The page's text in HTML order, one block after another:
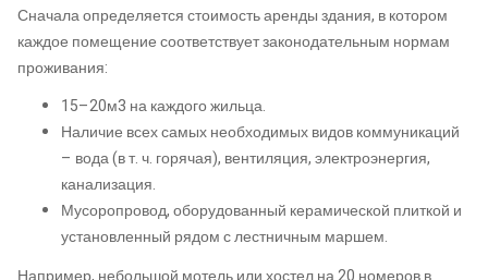
Сначала определяется стоимость аренды здания, в котором
каждое помещение соответствует законодательным нормам
проживания:
15–20м3 на каждого жильца.
Наличие всех самых необходимых видов коммуникаций
– вода (в т. ч. горячая), вентиляция, электроэнергия,
канализация.
Мусоропровод, оборудованный керамической плиткой и
установленный рядом с лестничным маршем.